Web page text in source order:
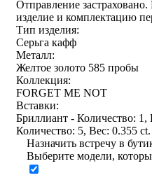
Отправление застраховано.
изделие и комплектацию
Тип изделия:
Серьга кафф
Металл:
Желтое золото 585 пробы
Коллекция:
FORGET ME NOT
Вставки:
Бриллиант - Количество:
Количество: 5, Вес: 0.355 ct.
Назначить встречу в
Выберите модели,